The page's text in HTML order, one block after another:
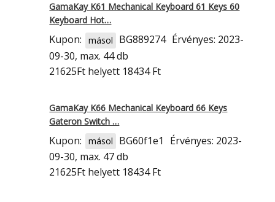
GamaKay K61 Mechanical Keyboard 61 Keys 60
Keyboard Hot…
Kupon: másol BG889274 Érvényes: 2023-
09-30, max. 44 db
21625Ft helyett 18434 Ft
GamaKay K66 Mechanical Keyboard 66 Keys
Gateron Switch …
Kupon: másol BG60f1e1
Érvényes: 2023-
09-30, max. 47 db
21625Ft helyett 18434 Ft